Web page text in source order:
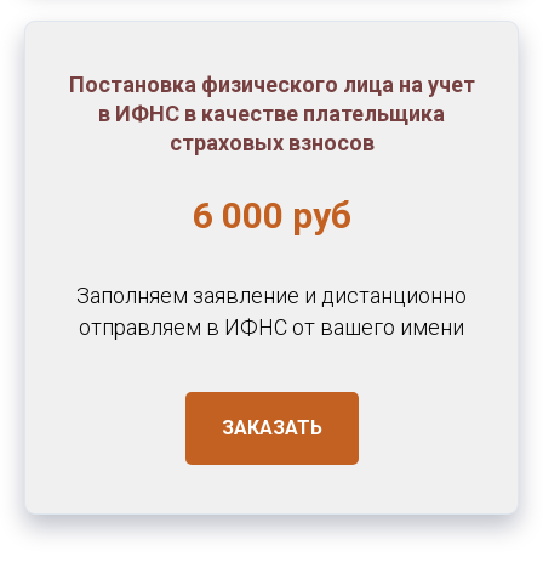
Постановка физического лица на учет
в ИФНС в качестве плательщика
страховых взносов
6 000 руб
Заполняем заявление и дистанционно
отправляем в ИФНС от вашего имени
ЗАКАЗАТЬ